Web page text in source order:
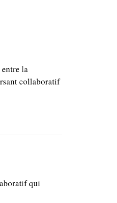
la
collaboratif
qui